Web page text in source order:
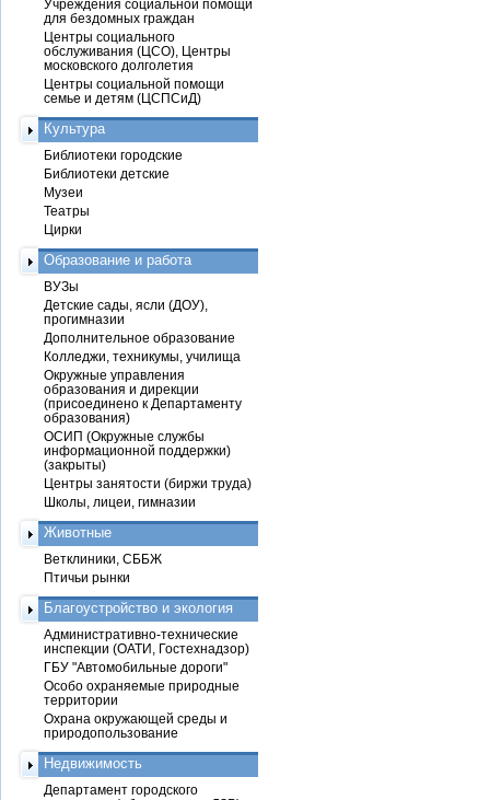
Учреждения социальной помощи
для бездомных граждан
Центры социального
обслуживания (ЦСО), Центры
московского долголетия
Центры социальной помощи
семье и детям (ЦСПСиД)
Культура
Библиотеки городские
Библиотеки детские
Музеи
Театры
Цирки
Образование и работа
ВУЗы
Детские сады, ясли (ДОУ),
прогимназии
Дополнительное образование
Колледжи, техникумы, училища
Окружные управления
образования и дирекции
(присоединено к Департаменту
образования)
ОСИП (Окружные службы
информационной поддержки)
(закрыты)
Центры занятости (биржи труда)
Школы, лицеи, гимназии
Животные
Ветклиники, СББЖ
Птичьи рынки
Благоустройство и экология
Административно-технические
инспекции (ОАТИ, Гостехнадзор)
ГБУ "Автомобильные дороги"
Особо охраняемые природные
территории
Охрана окружающей среды и
природопользование
Недвижимость
Департамент городского